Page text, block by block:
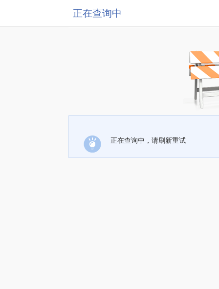
正在查询中
正在查询中，请刷新重试